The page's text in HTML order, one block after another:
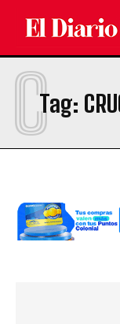
Tag:
C